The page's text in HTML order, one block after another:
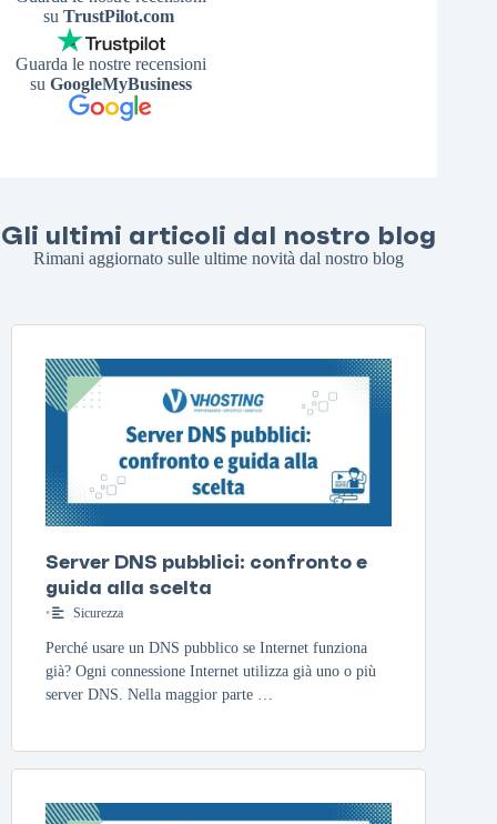
su TrustPilot.com
Guarda le nostre recensioni
su GoogleMyBusiness
Gli ultimi articoli dal nostro blog
Rimani aggiornato sulle ultime novità dal nostro blog
Server DNS pubblici: confronto e
guida alla scelta
• Sicurezza
Perché usare un DNS pubblico se Internet funziona
già? Ogni connessione Internet utilizza già uno o più
server DNS. Nella maggior parte …